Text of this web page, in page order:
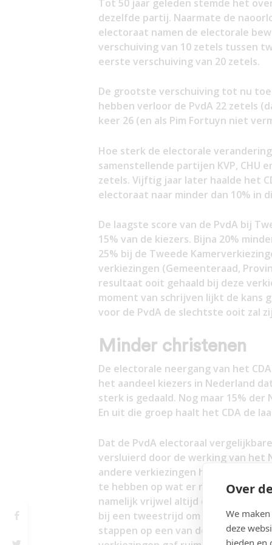
Over
We
deze
bieden en
Tot 50 jaar geleden stemde het
dezelfde partij. Naarmate de
electoraat namen de electorale
verschuiving van 10 zetels tussen
eerste verschuiving van 20 zetels.
De grootste verschuiving tot nu toe
hebben verloor de PvdA 22 zetels
keer 26 (en als Pim Fortuyn niet
Hoe sterk de electorale
samenstellende partijen KVP, CHU
zetels. Vijftig jaar later haalde het
electoraat naar minder dan 10% in
De laagste score van de PvdA bij
15% van de kiezers. Bijna 20%
25% bij de Tweede
verkiezingen (Gemeenteraad,
resultaat ooit gehaald bij deze
moment van schrijven lijkt de kans
voor de PvdA de slechtste ooit zal
Minder christenen
De electorale neergang van het
het aandeel kiezers in Nederland
sterk is gedaald. Nog maar 15%
En uit die groep haalt het CDA de
Dat de PvdA electoraal
versluierd door de werking van het
andere verkiezingen heeft de
te hebben op wat er na die
namelijk vrijwel altijd de lijsttrekker
bij een tweestrijd om wie de
stappen op een van deze twee (het